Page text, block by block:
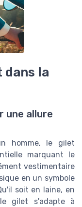
dans la
une allure
homme, le gilet
marquant le
vestimentaire
en un symbole
soit en laine, en
gilet s'adapte à